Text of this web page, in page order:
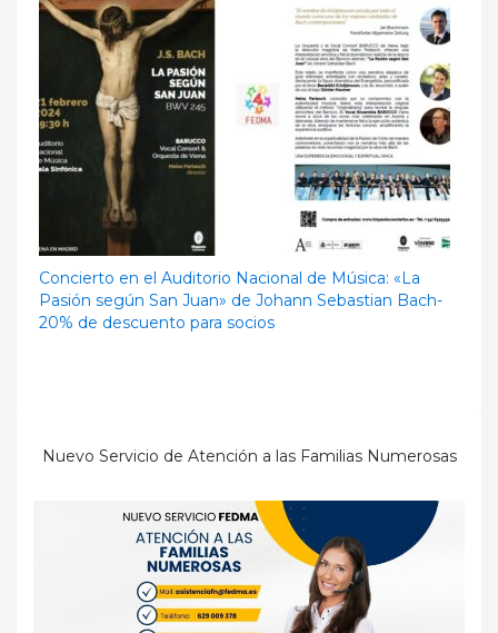
Concierto en el Auditorio Nacional de Música: «La
Pasión según San Juan» de Johann Sebastian Bach-
20% de descuento para socios
Nuevo Servicio de Atención a las Familias Numerosas